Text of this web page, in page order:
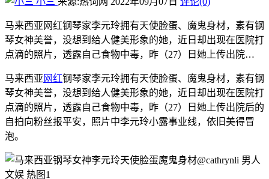
马来西亚网红钢琴家李元玲拥有天使脸蛋、魔鬼身材，素有钢
琴女神美誉，没想到给人健美形象的她，近日却出现在医院打
点滴的照片，透露自己食物中毒，昨（27）日她上传出院…
马来西亚 网红钢琴家李元玲拥有天使脸蛋、魔鬼身材，素有钢
琴女神美誉，没想到给人健美形象的她，近日却出现在医院打
点滴的照片，透露自己食物中毒，昨（27）日她上传出院后的
自拍向粉丝报平安，照片中李元玲小露事业线，依旧美得冒
泡。